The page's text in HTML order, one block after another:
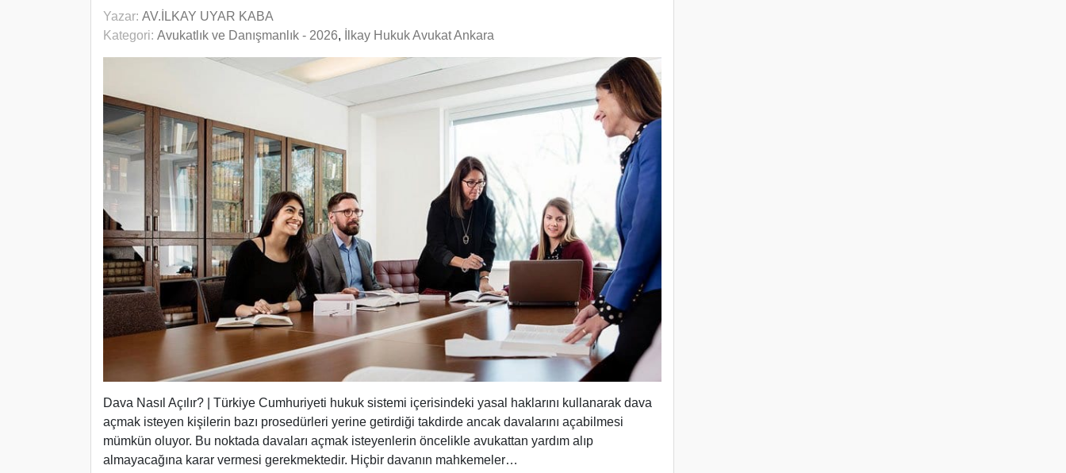
Yazar: AV.İLKAY UYAR KABA
Kategori: Avukatlık ve Danışmanlık - 2026, İlkay Hukuk Avukat Ankara
Dava Nasıl Açılır? | Türkiye Cumhuriyeti hukuk sistemi içerisindeki yasal haklarını kullanarak dava
açmak isteyen kişilerin bazı prosedürleri yerine getirdiği takdirde ancak davalarını açabilmesi
mümkün oluyor. Bu noktada davaları açmak isteyenlerin öncelikle avukattan yardım alıp
almayacağına karar vermesi gerekmektedir. Hiçbir davanın mahkemeler…